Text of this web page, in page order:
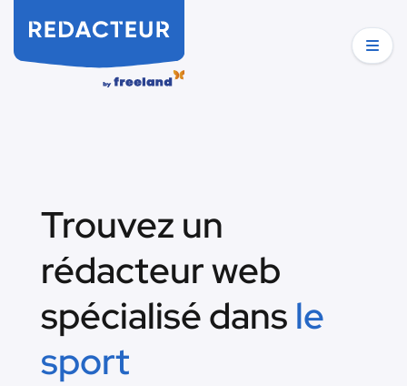
Trouvez un
rédacteur web
spécialisé dans le
sport